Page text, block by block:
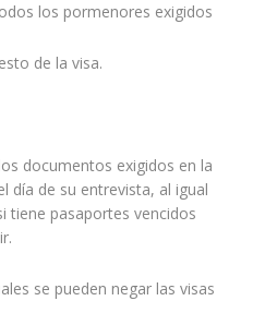
los pormenores exigidos
de la visa.
documentos exigidos en la
día de su entrevista, al igual
tiene pasaportes vencidos
se pueden negar las visas